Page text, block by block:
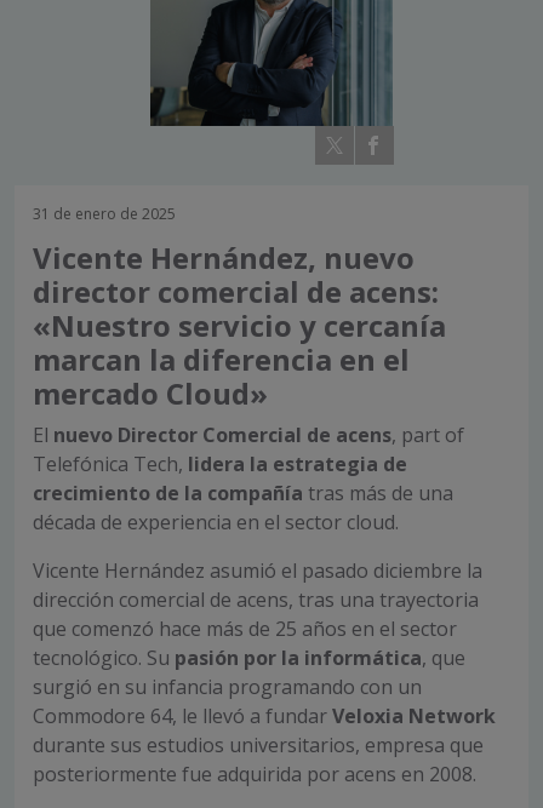
31 de enero de 2025
Vicente Hernández, nuevo
director comercial de acens:
«Nuestro servicio y cercanía
marcan la diferencia en el
mercado Cloud»
El nuevo Director Comercial de acens, part of
Telefónica Tech, lidera la estrategia de
crecimiento de la compañía tras más de una
década de experiencia en el sector cloud.
Vicente Hernández asumió el pasado diciembre la
dirección comercial de acens, tras una trayectoria
que comenzó hace más de 25 años en el sector
tecnológico. Su pasión por la informática, que
surgió en su infancia programando con un
Commodore 64, le llevó a fundarVeloxia Network
durante sus estudios universitarios, empresa que
posteriormente fue adquirida por acens en 2008.